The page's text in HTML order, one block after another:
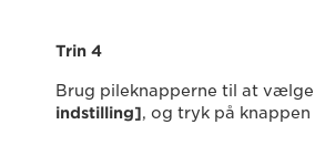
Trin 4
Brug pileknapperne til at vælge
indstilling], og tryk på knappen